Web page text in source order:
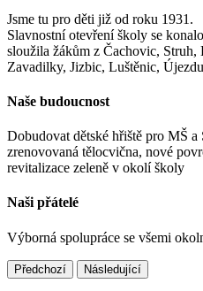
Jsme tu pro děti již od roku 1931.
Slavnostní otevření školy se
sloužila žákům z Čachovic,
Zavadilky, Jizbic, Luštěnic,
Naše budoucnost
Dobudovat dětské hřiště pro MŠ a
zrenovovaná tělocvična, nové
revitalizace zeleně v okolí školy
Naši přátelé
Výborná spolupráce se všemi
Předchozí Následující